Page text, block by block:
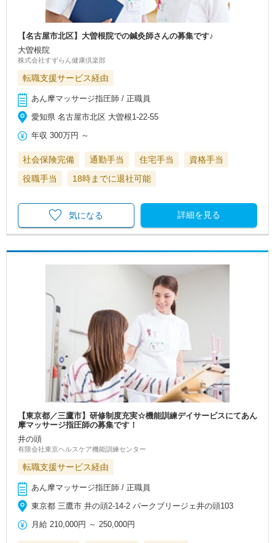
【名古屋市北区】大曽根院での鍼灸師さんの募集です♪
大曽根院
株式会社すずらん健康倶楽部
転職支援サービス経由
あん摩マッサージ指圧師 / 正職員
愛知県 名古屋市北区 大曽根1-22-55
年収 300万円 ～
社会保険完備 通勤手当 住宅手当
資格手当
役職手当
18時までに退社可能
詳細を見る
気になる
【東京都／三鷹市】研修制度充実☆機能訓練デイサービスにてあん
摩マッサージ指圧師の募集です！
井の頭
有限会社東京ヘルスケア機能訓練センター
転職支援サービス経由
あん摩マッサージ指圧師 / 正職員
東京都 三鷹市 井の頭2-14-2 パークブリージェ井の頭103
月給 210,000円 ～250,000円